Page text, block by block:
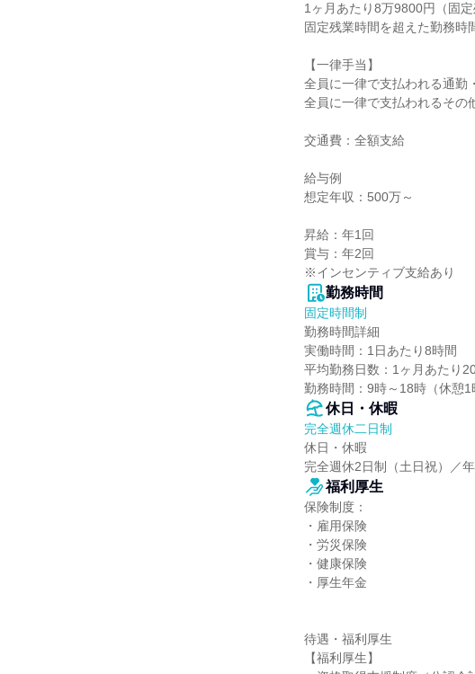
1ヶ月あたり8万9800円（固
固定残業時間を超えた勤務時
【一律手当】
全員に一律で支払われる通勤
全員に一律で支払われるその
交通費：全額支給
給与例
想定年収：500万～
昇給：年1回
賞与：年2回
※インセンティブ支給あり
勤務時間
固定時間制
勤務時間詳細
実働時間：1日あたり8時間
平均勤務日数：1ヶ月あたり
勤務時間：9時～18時（休憩1
休日・休暇
完全週休二日制
休日・休暇
完全週休2日制（土日祝）／
福利厚生
保険制度：
・雇用保険
・労災保険
・健康保険
・厚生年金
待遇・福利厚生
【福利厚生】